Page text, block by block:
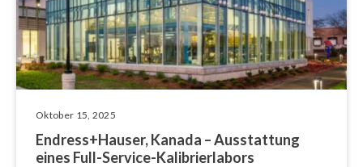
Oktober 15, 2025
Endress+Hauser, Kanada – Ausstattung
eines Full-Service-Ka­li­brier­la­bors